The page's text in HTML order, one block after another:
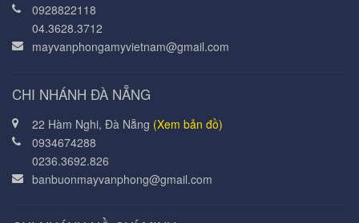
0928822118
04.3628.3712
mayvanphongamyvietnam@gmail.com
CHI NHÁNH ĐÀ NẴNG
22 Hàm Nghi, Đà Nẵng (Xem bản đồ)
0934674288
0236.3692.826
banbuonmayvanphong@gmail.com